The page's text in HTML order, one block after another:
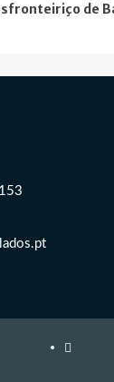
de
Facebook